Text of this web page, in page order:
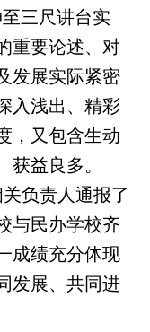
三尺讲台实
重要论述、对
发展实际紧密
入浅出、精彩
，又包含生动
获益良多。
负责人通报了
与民办学校齐
成绩充分体现
发展、共同进